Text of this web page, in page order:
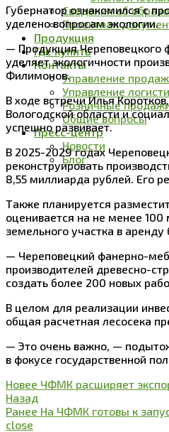
Сведения об
Проектная
Продукция
Где купить
Контакты
Управление продаж
Управление
Розничные
Общие вопросы
Пресс-центр
Новости
Блог
Губернатор ознакомился с
уделено вопросам экологии.
— Продукция Череповецкого
уделяет экологичности
Филимонов.
В ходе встречи Илья
Вологодской области и
успешно развивает.
В 2025-2029 годах
реконструировать
8,55 миллиарда рублей. Его
Также планируется
оценивается на не менее
земельного участка в аренду
— Череповецкий фанерно-
производителей древесно-
создать более 200 новых
В целом для реализации
общая расчетная лесосека
— Это очень важно, —
в фокусе государственной
Новее ЧФМК расширяет
Назад
Ранее На ЧФМК готовы к
close